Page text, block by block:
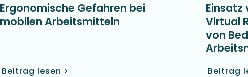
Ergonomische Gefahren bei
mobilen Arbeitsmitteln
Beitrag lesen >
Einsatz
Virtual
von
Beitrag